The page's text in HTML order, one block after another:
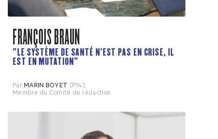
FRANÇOIS BRAUN
"LE SYSTÈME DE SANTÉ N’EST PAS EN CRISE, IL
EST EN MUTATION"
ParMARIN BOYET (P14),
Membre du Comité de rédaction